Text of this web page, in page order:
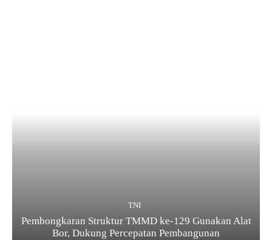
TNI
Pembongkaran Struktur TMMD ke-129 Gunakan Alat
Bor, Dukung Percepatan Pembangunan